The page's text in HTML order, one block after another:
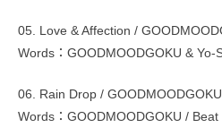
05. Love & Affection /
Words：GOODMOODGOKU & Yo-
06. Rain Drop /
Words：GOODMOODGOKU / Beat